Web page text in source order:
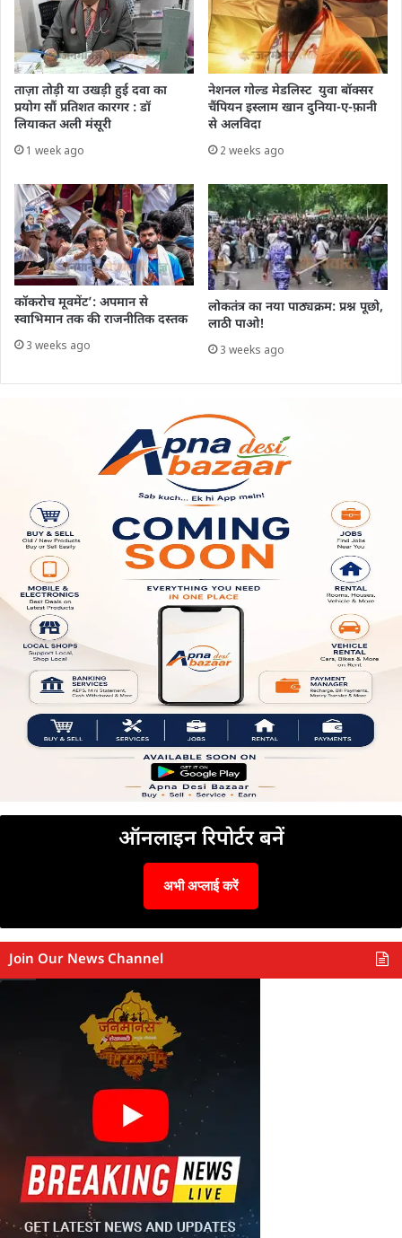
ताज़ा तोड़ी या उखड़ी हुई दवा का
प्रयोग सौं प्रतिशत कारगर : डॉ
लियाकत अली मंसूरी
1 week ago
नेशनल गोल्ड मेडलिस्ट ‌ युवा बॉक्सर
चैंपियन इस्लाम खान दुनिया-ए-फ़ानी
से अलविदा
2 weeks ago
कॉकरोच मूवमेंट’: अपमान से
स्वाभिमान तक की राजनीतिक दस्तक
3 weeks ago
लोकतंत्र का नया पाठ्यक्रम: प्रश्न पूछो,
लाठी पाओ!
3 weeks ago
ऑनलाइन रिपोर्टर बनें
अभी अप्लाई करें
Join Our News Channel